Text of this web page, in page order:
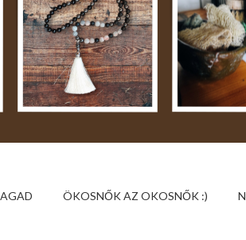
ÖKOSNŐK AZ OKOSNŐK :)